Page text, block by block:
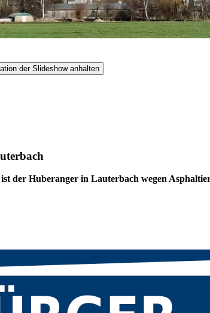
der Slideshow anhalten
ist der Huberanger in Lauterbach wegen